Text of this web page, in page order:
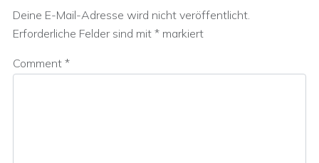
Deine E-Mail-Adresse wird nicht veröffentlicht.
Erforderliche Felder sind mit * markiert
Comment *